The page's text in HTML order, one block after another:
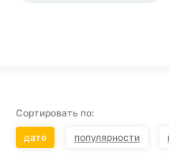
Сортировать по:
дате популярности